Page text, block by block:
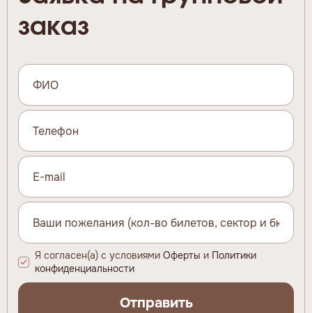
заказ
Я согласен(а) с условиями Оферты и Политики
конфиденциальности
Отправить